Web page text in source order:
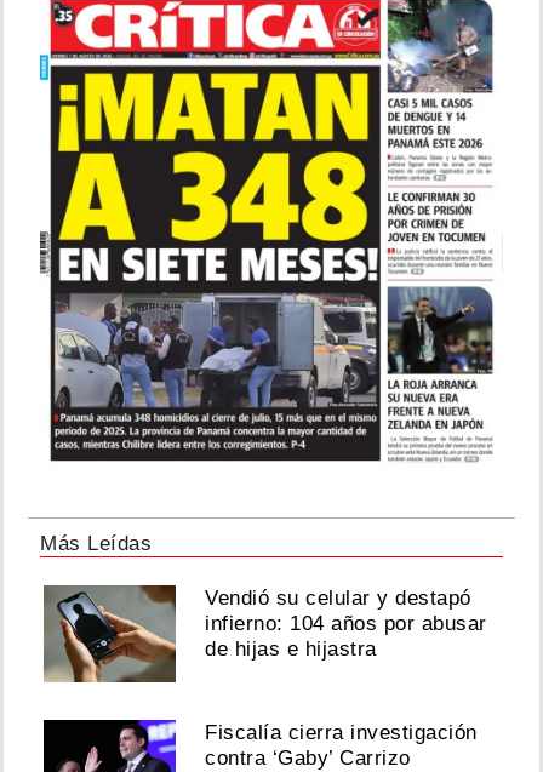
Más Leídas
Vendió su celular y destapó
infierno: 104 años por abusar
de hijas e hijastra
Fiscalía cierra investigación
contra ‘Gaby’ Carrizo